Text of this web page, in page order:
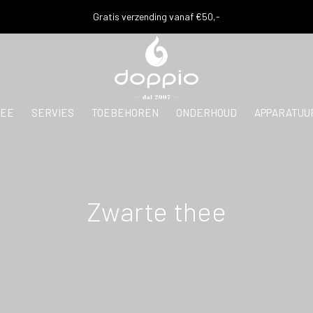
SERVIES TOEBEHOREN ONDERHOUD
Gratis verzending vanaf €50,-
Zwarte thee